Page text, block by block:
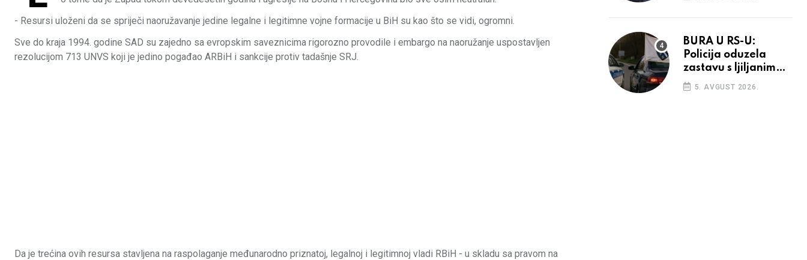
- Resursi uloženi da se spriječi naoružavanje jedine legalne i legitimne vojne formacije u BiH su kao što se vidi, ogromni.
Sve do kraja 1994. godine SAD su zajedno sa evropskim saveznicima rigorozno provodile i embargo na naoružanje uspostavljen
rezolucijom 713 UNVS koji je jedino pogađao ARBiH i sankcije protiv tadašnje SRJ.
Da je trećina ovih resursa stavljena na raspolaganje međunarodno priznatoj, legalnoj i legitimnoj vladi RBiH - u skladu sa pravom na
BURA U RS-U:
Policija oduzela
zastavu s ljiljanima,
uručila prekršajni
nalog
5. AVGUST 2026.